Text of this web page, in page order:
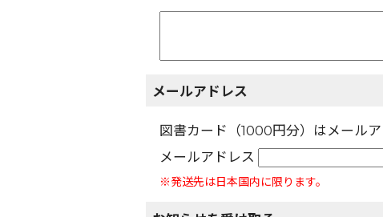
メールアドレス
図書カード（1000円分）はメール
メールアドレス
※発送先は日本国内に限ります。